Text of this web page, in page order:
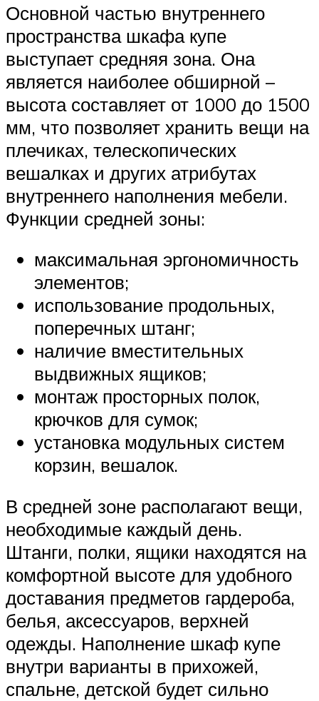
Основной частью внутреннего
пространства шкафа купе
выступает средняя зона. Она
является наиболее обширной –
высота составляет от 1000 до 1500
мм, что позволяет хранить вещи на
плечиках, телескопических
вешалках и других атрибутах
внутреннего наполнения мебели.
Функции средней зоны:
максимальная эргономичность
элементов;
использование продольных,
поперечных штанг;
наличие вместительных
выдвижных ящиков;
монтаж просторных полок,
крючков для сумок;
установка модульных систем
корзин, вешалок.
В средней зоне располагают вещи,
необходимые каждый день.
Штанги, полки, ящики находятся на
комфортной высоте для удобного
доставания предметов гардероба,
белья, аксессуаров, верхней
одежды. Наполнение шкаф купе
внутри варианты в прихожей,
спальне, детской будет сильно